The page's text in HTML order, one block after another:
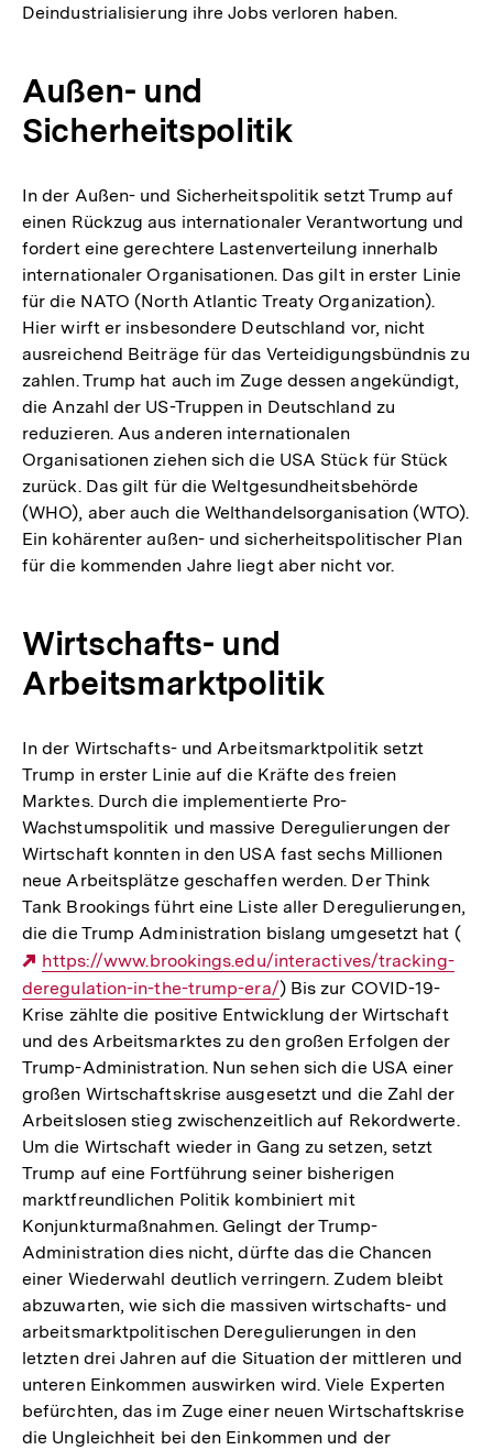
Deindustrialisierung ihre Jobs verloren haben.
Außen- und
Sicherheitspolitik
In der Außen- und Sicherheitspolitik setzt Trump auf
einen Rückzug aus internationaler Verantwortung und
fordert eine gerechtere Lastenverteilung innerhalb
internationaler Organisationen. Das gilt in erster Linie
für die NATO (North Atlantic Treaty Organization).
Hier wirft er insbesondere Deutschland vor, nicht
ausreichend Beiträge für das Verteidigungsbündnis zu
zahlen. Trump hat auch im Zuge dessen angekündigt,
die Anzahl der US-Truppen in Deutschland zu
reduzieren. Aus anderen internationalen
Organisationen ziehen sich die USA Stück für Stück
zurück. Das gilt für die Weltgesundheitsbehörde
(WHO), aber auch die Welthandelsorganisation (WTO).
Ein kohärenter außen- und sicherheitspolitischer Plan
für die kommenden Jahre liegt aber nicht vor.
Wirtschafts- und
Arbeitsmarktpolitik
In der Wirtschafts- und Arbeitsmarktpolitik setzt
Trump in erster Linie auf die Kräfte des freien
Marktes. Durch die implementierte Pro-
Wachstumspolitik und massive Deregulierungen der
Wirtschaft konnten in den USA fast sechs Millionen
neue Arbeitsplätze geschaffen werden. Der Think
Tank Brookings führt eine Liste aller Deregulierungen,
die die Trump Administration bislang umgesetzt hat (
Externer
Link:
https://www.brookings.edu/interactives/tracking-
deregulation-in-the-trump-era/) Bis zur COVID-19-
Krise zählte die positive Entwicklung der Wirtschaft
und des Arbeitsmarktes zu den großen Erfolgen der
Trump-Administration. Nun sehen sich die USA einer
großen Wirtschaftskrise ausgesetzt und die Zahl der
Arbeitslosen stieg zwischenzeitlich auf Rekordwerte.
Um die Wirtschaft wieder in Gang zu setzen, setzt
Trump auf eine Fortführung seiner bisherigen
marktfreundlichen Politik kombiniert mit
Konjunkturmaßnahmen. Gelingt der Trump-
Administration dies nicht, dürfte das die Chancen
einer Wiederwahl deutlich verringern. Zudem bleibt
abzuwarten, wie sich die massiven wirtschafts- und
arbeitsmarktpolitischen Deregulierungen in den
letzten drei Jahren auf die Situation der mittleren und
unteren Einkommen auswirken wird. Viele Experten
befürchten, das im Zuge einer neuen Wirtschaftskrise
die Ungleichheit bei den Einkommen und der